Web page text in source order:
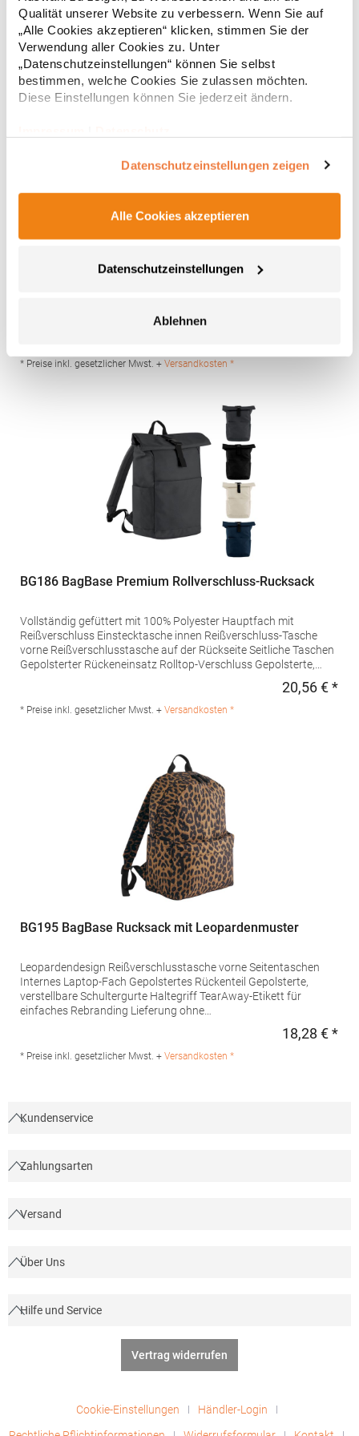
Qualität unserer Website zu verbessern. Wenn Sie auf
„Alle Cookies akzeptieren“ klicken, stimmen Sie der
Verwendung aller Cookies zu. Unter
„Datenschutzeinstellungen“ können Sie selbst
bestimmen, welche Cookies Sie zulassen möchten.
Diese Einstellungen können Sie jederzeit ändern.
Datenschutzeinstellungen zeigen
Alle Cookies akzeptieren
Datenschutzeinstellungen
Ablehnen
Europe B.V., Posthoornstraat 17, 301 IWD Rotterdam, The
Netherlandswww.beechfieldbrands.com,
sales@beechfield.comMaterialzusammensetzung: 100%
Polyester
* Preise inkl. gesetzlicher Mwst. +Versandkosten *
BG185S BagBase Premium Mini Rucksack
Vollständig gefüttert mit 100% Polyester Hauptfach mit
Gepolsterter Rückeneinsatz Gepolsterte, verstellbare
Produktsicherheit: Herstellernummer:BG185SBeechfield Brands
sales@beechfield.comMaterialzusammensetzung: 100%
* Preise inkl. gesetzlicher Mwst. + Versandkosten *
BG186 BagBase Premium Rollverschluss-Rucksack
Vollständig gefüttert mit 100% Polyester Hauptfach mit
Reißverschluss Einstecktasche innen Reißverschluss-Tasche
vorne Reißverschlusstasche auf der Rückseite Seitliche Taschen
Gepolsterter Rückeneinsatz Rolltop-Verschluss Gepolsterte,
Produktsicherheit: Herstellernummer:BG186Beechfield Brands
20,56 € *
* Preise inkl. gesetzlicher Mwst. + Versandkosten *
BG195 BagBase Rucksack mit Leopardenmuster
Leopardendesign Reißverschlusstasche vorne Seitentaschen
Internes Laptop-Fach Gepolstertes Rückenteil Gepolsterte,
verstellbare Schultergurte Haltegriff TearAway-Etikett für
einfaches Rebranding Lieferung ohne
Produktsicherheit: Herstellernummer:BG195Beechfield Brands
Europe B.V., Posthoornstraat 17, 301 IWD Rotterdam, The
18,28 € *
* Preise inkl. gesetzlicher Mwst. + Versandkosten *
Kundenservice
Zahlungsarten
Versand
Über Uns
Hilfe und Service
Vertrag widerrufen
Cookie-Einstellungen
Händler-Login